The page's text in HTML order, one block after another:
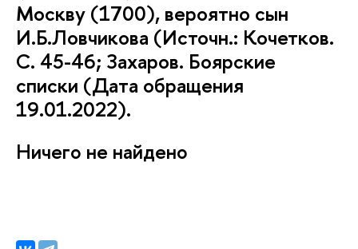
Москву (1700), вероятно сын
И.Б.Ловчикова (Источн.: Кочетков.
С. 45-46; Захаров. Боярские
списки (Дата обращения
19.01.2022).
Ничего не найдено